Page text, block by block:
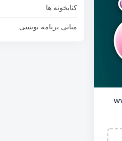
کتابخونه ها
مبانی برنامه نویسی